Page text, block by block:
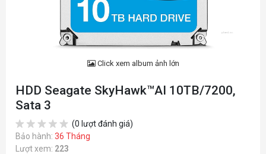
Click xem album ảnh lớn
HDD Seagate SkyHawk™AI 10TB/7200,
Sata 3
(0 lượt đánh giá)
Bảo hành: 36 Tháng
Lượt xem: 223